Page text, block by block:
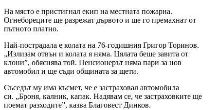
На място е пристигнал екип на местната пожарна.
Огнебореците ще разрежат дървото и ще го премахнат от
пътното платно.
Най-пострадала е колата на 76-годишния Григор Торинов.
„Излизам отвън и колата я няма. Цялата беше завита от
клони”, обяснява той. Пенсионерът няма пари за нов
автомобил и ще съди общината за щети.
Съседът му има късмет, че е застраховал автомобила
си. „Броня, калник, капак. Надявам се, че застраховките ще
поемат разходите”, казва Благовест Динков.